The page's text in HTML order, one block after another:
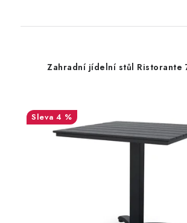
Zahradní jídelní stůl Ristorante
4 %